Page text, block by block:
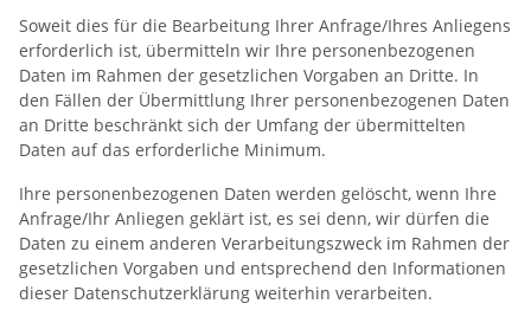
Soweit dies für die Bearbeitung Ihrer Anfrage/Ihres Anliegens
erforderlich ist, übermitteln wir Ihre personenbezogenen
Daten im Rahmen der gesetzlichen Vorgaben an Dritte. In
den Fällen der Übermittlung Ihrer personenbezogenen Daten
an Dritte beschränkt sich der Umfang der übermittelten
Daten auf das erforderliche Minimum.
Ihre personenbezogenen Daten werden gelöscht, wenn Ihre
Anfrage/Ihr Anliegen geklärt ist, es sei denn, wir dürfen die
Daten zu einem anderen Verarbeitungszweck im Rahmen der
gesetzlichen Vorgaben und entsprechend den Informationen
dieser Datenschutzerklärung weiterhin verarbeiten.